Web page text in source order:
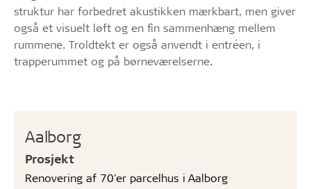
Aalborg
Prosjekt
Renovering af 70'er parcelhus i Aalborg
struktur har forbedret akustikken mærkbart, men giver
også et visuelt løft og en fin sammenhæng mellem
rummene. Troldtekt er også anvendt i entréen, i
trapperummet og på børneværelserne.